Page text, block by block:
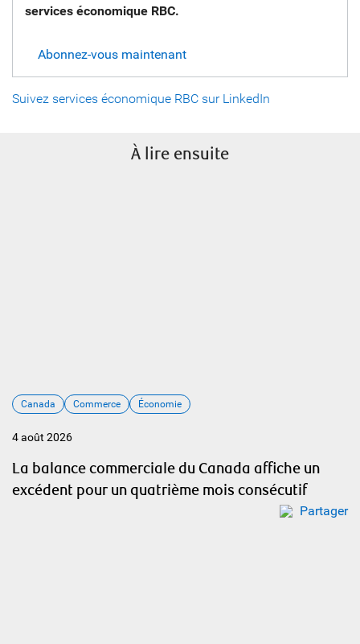
services économique RBC.
Abonnez-vous maintenant
Suivez services économique RBC sur LinkedIn
À lire ensuite
Canada Commerce Économie
4 août 2026
La balance commerciale du Canada affiche un
excédent pour un quatrième mois consécutif
Partager